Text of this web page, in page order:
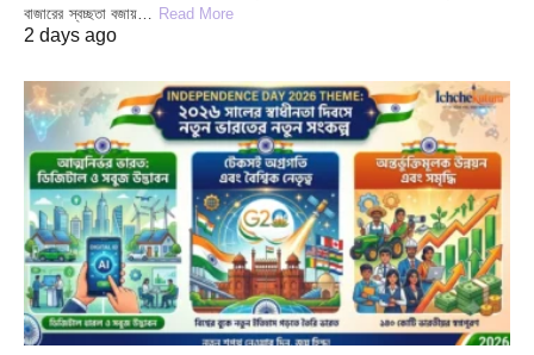
বাজারের স্বচ্ছতা বজায়…
Read More
2 days ago